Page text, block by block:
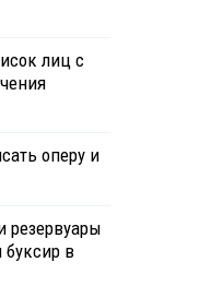
лиц с
оперу и
резервуары
в